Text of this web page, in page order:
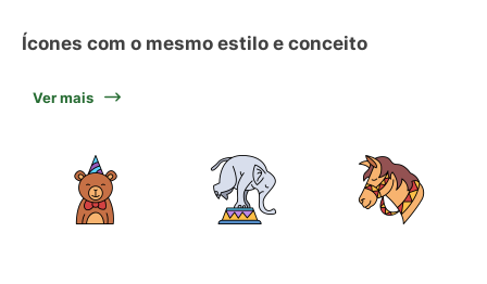
Ícones com o mesmo estilo e conceito
Ver mais